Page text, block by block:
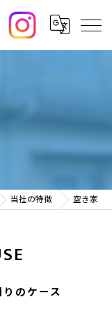
当社の特徴 空き家
のケース